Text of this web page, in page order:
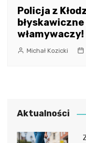
Policja z
włamywaczy!
Michał Kozicki
Aktualności